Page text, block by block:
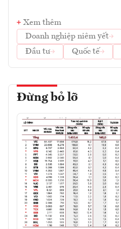
Xem thêm
Doanh nghiệp niêm yết
Đầu tư
Quốc tế
Đừng bỏ lỡ